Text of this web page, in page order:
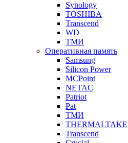
Synology
TOSHIBA
Transcend
WD
ТМИ
Оперативная память
Samsung
Silicon Power
MCPoint
NETAC
Patriot
Pat
ТМИ
THERMALTAKE
Transcend